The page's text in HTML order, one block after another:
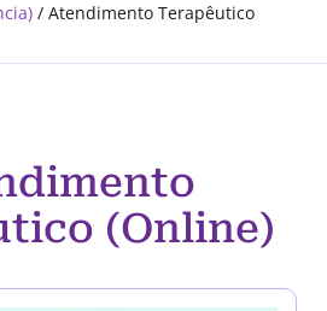
/ Atendimento Terapêutico
(Online)